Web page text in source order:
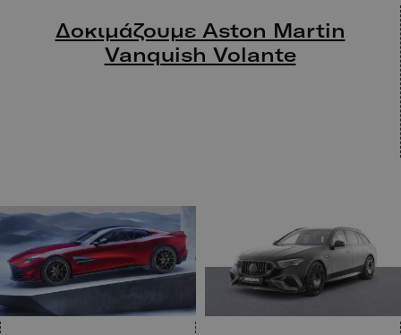
Δοκιμάζουμε Aston Martin
Vanquish Volante